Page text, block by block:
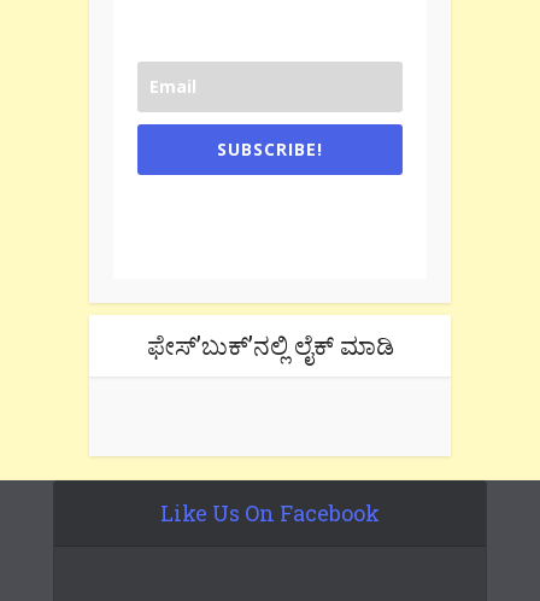
SUBSCRIBE!
ಫೇಸ್’ಬುಕ್’ನಲ್ಲಿ ಲೈಕ್ ಮಾಡಿ
Like Us On Facebook